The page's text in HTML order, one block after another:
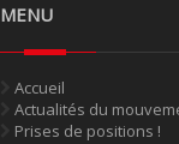
MENU
Accueil
Actualités du
Prises de positions !